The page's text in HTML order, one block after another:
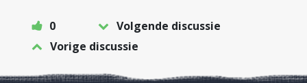
0
Volgende discussie
Vorige discussie